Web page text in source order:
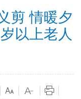
剪 情暖夕
以上老人